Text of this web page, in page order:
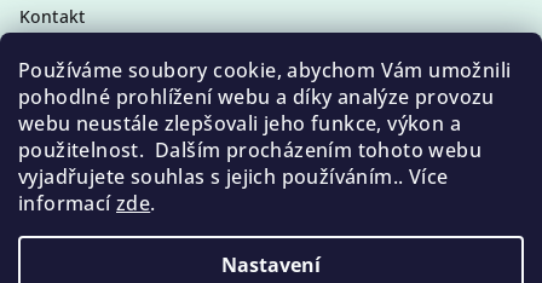
Používáme soubory cookie, abychom Vám umožnili
pohodlné prohlížení webu a díky analýze provozu
webu neustále zlepšovali jeho funkce, výkon a
použitelnost. Dalším procházením tohoto webu
vyjadřujete souhlas s jejich používáním.. Více
informacízde.
Nastavení
Kontakt
Podmínky ochrany osobních údajů
Facebook